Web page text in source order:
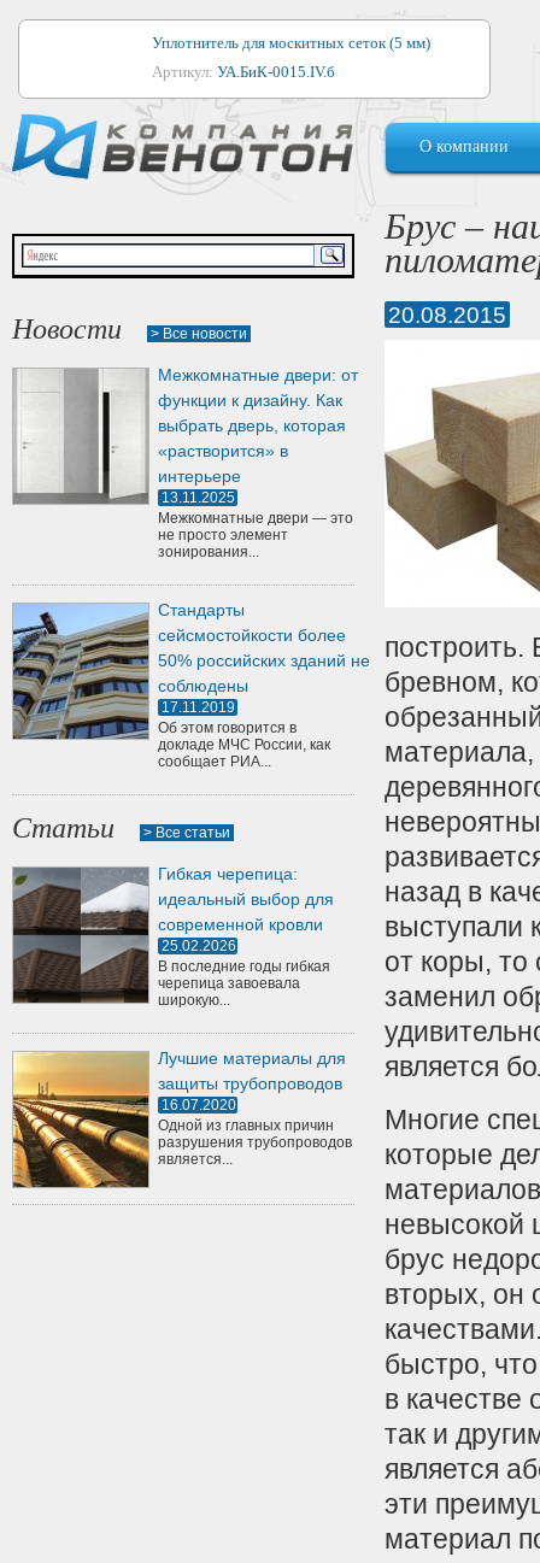
Уплотнитель для москитных сеток (5 мм)
Артикул: УА.БиК-0015.IV.б
Уплотнитель для алюминиевых окон
Артикул:1044
Уплотнитель для деревянных окон
Артикул:УМ.БиК-0062.IV.б
Уплотнитель лоджиевый для (4, 5, 6 мм)
Артикул:
О компании
Новости > Все новости
Межкомнатные двери: от
функции к дизайну. Как
выбрать дверь, которая
«растворится» в
интерьере
13.11.2025
Межкомнатные двери — это
не просто элемент
зонирования...
Стандарты
сейсмостойкости более
50% российских зданий не
соблюдены
17.11.2019
Об этом говорится в
докладе МЧС России, как
сообщает РИА...
Статьи > Все статьи
Гибкая черепица:
идеальный выбор для
современной кровли
25.02.2026
В последние годы гибкая
черепица завоевала
широкую...
Лучшие материалы для
защиты трубопроводов
16.07.2020
Одной из главных причин
разрушения трубопроводов
является...
Брус –
20.08.2015
построить.
бревном,
материала,
назад в
выступали
от коры, то
заменил
является
Многие
которые
невысокой
брус
вторых, он
быстро,
в качестве
так и
является
эти
материал